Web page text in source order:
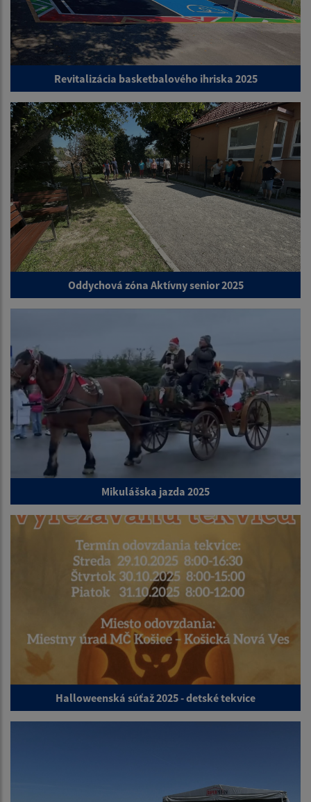
Revitalizácia basketbalového ihriska 2025
Oddychová zóna Aktívny senior 2025
Mikulášska jazda 2025
Halloweenská súťaž 2025 - detské tekvice